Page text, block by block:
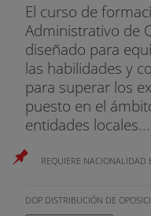
El curso de
Administrativo de
diseñado para
las habilidades y
para superar los
puesto en el
entidades locales...
REQUIERE NACIONALIDAD
DOP DISTRIBUCIÓN DE